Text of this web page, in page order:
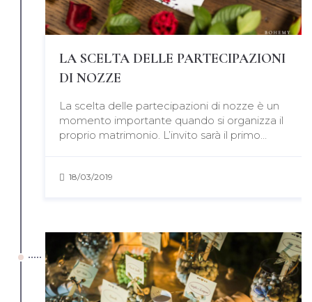
LA SCELTA DELLE PARTECIPAZIONI
DI NOZZE
La scelta delle partecipazioni di nozze è un
momento importante quando si organizza il
proprio matrimonio. L’invito sarà il primo…
18/03/2019